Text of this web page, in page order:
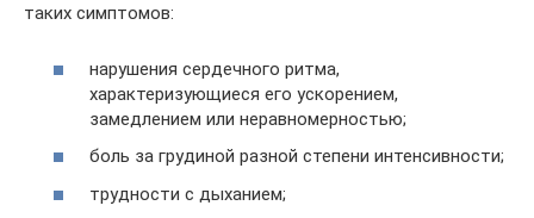
таких симптомов:
нарушения сердечного ритма,
характеризующиеся его ускорением,
замедлением или неравномерностью;
боль за грудиной разной степени интенсивности;
трудности с дыханием;